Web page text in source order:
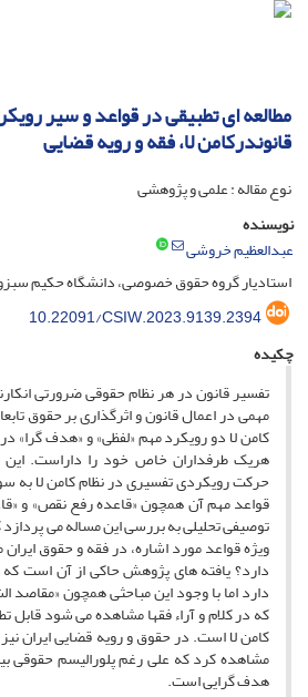
مطالعه‏ ای تطبیقی در قواعد و سیر
قانوندرکامن‏ لا، فقه و رویه قضایی
نوع مقاله : علمی و پژوهشی
نویسنده
عبدالعظیم خروشی
استادیار گروه حقوق خصوصی، دانشگاه حکیم
10.22091/CSIW.2023.9139.2394
چکیده
تفسیر قانون در هر نظام حقوقی ضرورتی
مهمی در اعمال قانون و اثرگذاری بر حقوق
کامن ‏لا دو رویکرد مهم «لفظی» و «هدف‏ گرا»
هریک طرفداران خاص خود را داراست.
حرکت رویکردی تفسیری در نظام کامن ‏لا به
قواعد مهم آن همچون «قاعده رفع نقص» و
توصیفی تحلیلی به بررسی این مساله می
ویژه قواعد مورد اشاره، در فقه و حقوق ایران
دارد؟ یافته‏ های پژوهش حاکی از آن است که
دارد اما با وجود این مباحثی همچون «مقاصد
که در کلام و آراء فقها مشاهده می ‏شود قابل
کامن ‏لا است. در حقوق و رویه قضایی ایران
مشاهده کرد که علی ‏رغم پلورالیسم حقوقی
هدف‏ گرایی است.